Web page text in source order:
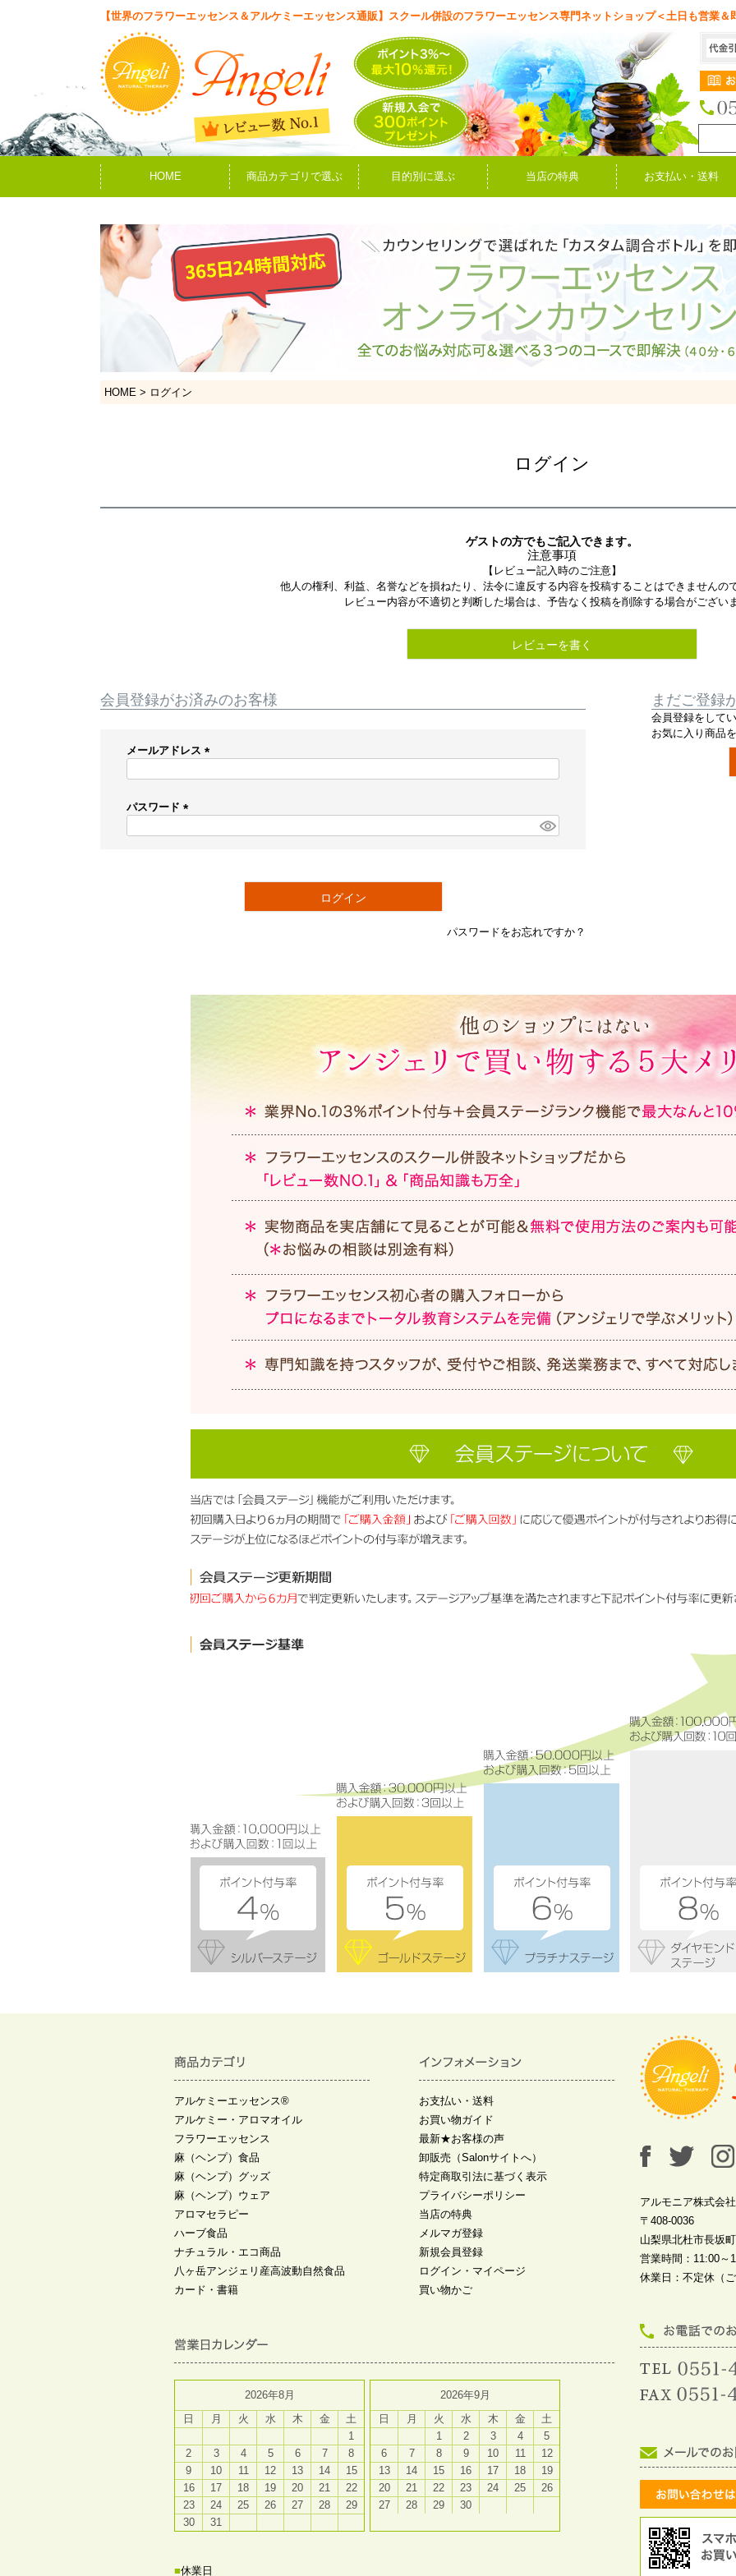
【世界のフラワーエッセンス＆アルケミーエッセンス通販】スクール併設のフラワーエッセンス専門ネットショップ＜土日も営業＆
HOME 商品カテゴリで選ぶ 目的別に選ぶ 当店の特典 お支払い・送料
HOME ログイン
ログイン
ゲストの方でもご記入できます。
注意事項
【レビュー記入時のご注意】
他人の権利、利益、名誉などを損ねたり、法令に違反する内容を投稿することはできませんの
レビュー内容が不適切と判断した場合は、予告なく投稿を削除する場合がござい
レビューを書く
会員登録がお済みのお客様
メールアドレス
)
パスワード
ログイン
パスワードをお忘れですか？
まだご登録
会員登録をして
お気に入り商品
アルケミーエッセンス®
アルケミー・アロマオイル
フラワーエッセンス
麻（ヘンプ）食品
麻（ヘンプ）グッズ
麻（ヘンプ）ウェア
アロマセラピー
ハーブ食品
ナチュラル・エコ商品
八ヶ岳アンジェリ産高波動自然食品
カード・書籍
お支払い・送料
お買い物ガイド
最新★お客様の声
卸販売（Salonサイトへ）
特定商取引法に基づく表示
プライバシーポリシー
当店の特典
メルマガ登録
新規会員登録
ログイン・マイページ
買い物かご
2026年8月
日
月 火 水 木 金
土
1
2
3 4 5 6 7
8
9
10 11 12 13 14
15
16
17 18 19 20 21
22
23
24 25 26 27 28
29
30
31
2026年9月
日
月 火 水 木 金
土
1
2 3 4
5
6
7 8 9 10 11
12
13
14 15 16 17 18
19
20
21 22 23 24 25
26
27
28 29 30
■休業日
アルモニア株式会社
〒408-0036
山梨県北杜市長坂
営業時間：11:00～
休業日：不定休（